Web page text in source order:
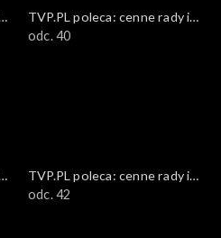
TVP.PL poleca: cenne rady i
ciekawostki
odc. 40
TVP.PL poleca: cenne rady i
ciekawostki
odc. 42